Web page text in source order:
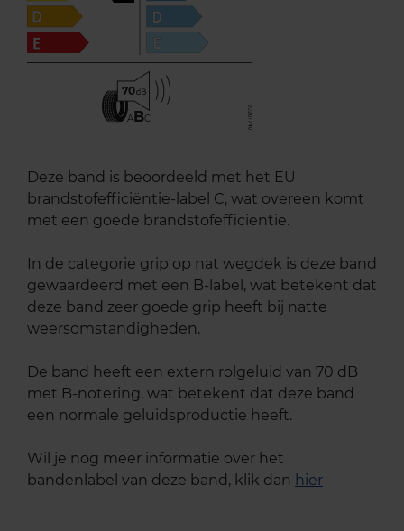
70
ABC
Deze band is beoordeeld met het EU
brandstofefficiëntie-label C, wat overeen komt
met een goede brandstofefficiëntie.
In de categorie grip op nat wegdek is deze band
gewaardeerd met een B-label, wat betekent dat
deze band zeer goede grip heeft bij natte
weersomstandigheden.
De band heeft een extern rolgeluid van 70 dB
met B-notering, wat betekent dat deze band
een normale geluidsproductie heeft.
Wil je nog meer informatie over het
bandenlabel van deze band, klik dan hier